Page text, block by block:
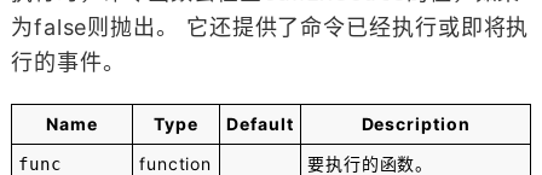
为false则抛出。 它还提供了命令已经执行或即将执
行的事件。
Name Type Default Description
func function 要执行的函数。